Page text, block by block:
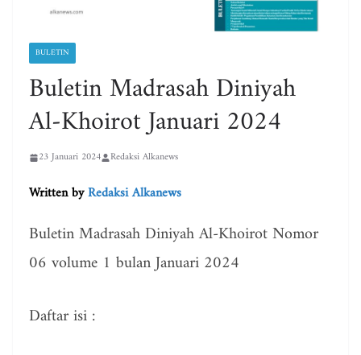
BULETIN
Buletin Madrasah Diniyah
Al-Khoirot Januari 2024
23 Januari 2024 Redaksi Alkanews
Written byRedaksi Alkanews
Buletin Madrasah Diniyah Al-Khoirot Nomor
06 volume 1 bulan Januari 2024
Daftar isi :